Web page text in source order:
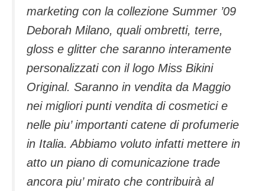
marketing con la collezione Summer ’09
Deborah Milano, quali ombretti, terre,
gloss e glitter che saranno interamente
personalizzati con il logo Miss Bikini
Original. Saranno in vendita da Maggio
nei migliori punti vendita di cosmetici e
nelle piu’ importanti catene di profumerie
in Italia. Abbiamo voluto infatti mettere in
atto un piano di comunicazione trade
ancora piu’ mirato che contribuirà al